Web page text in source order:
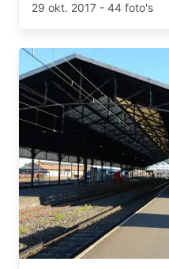
29 okt. 2017 - 44 foto's